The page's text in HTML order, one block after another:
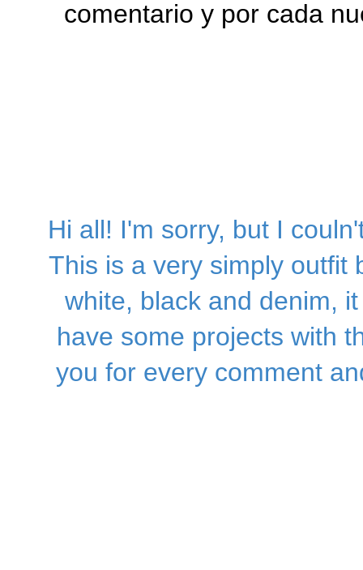
comentario y por cada
Hi all! I'm sorry, but I
This is a very simply outfit
white, black and denim,
have some projects with
you for every comment